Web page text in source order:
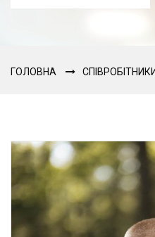
ГОЛОВНА СПІВРОБІТНИКИ